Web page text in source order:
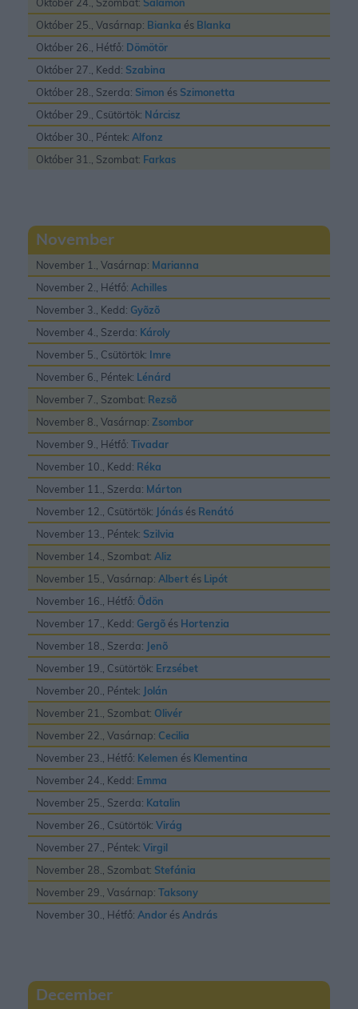
Október 25., Vasárnap: Bianka és Blanka
Október 26., Hétfő: Dömötör
Október 27., Kedd: Szabina
Október 28., Szerda: Simon és Szimonetta
Október 29., Csütörtök: Nárcisz
Október 30., Péntek: Alfonz
Október 31., Szombat: Farkas
November
November 1., Vasárnap: Marianna
November 2., Hétfő: Achilles
November 3., Kedd: Gyõzõ
November 4., Szerda: Károly
November 5., Csütörtök: Imre
November 6., Péntek: Lénárd
November 7., Szombat: Rezsõ
November 8., Vasárnap: Zsombor
November 9., Hétfő: Tivadar
November 10., Kedd: Réka
November 11., Szerda: Márton
November 12., Csütörtök: Jónás és Renátó
November 13., Péntek: Szilvia
November 14., Szombat: Aliz
November 15., Vasárnap: Albert és Lipót
November 16., Hétfő: Ödön
November 17., Kedd: Gergõ és Hortenzia
November 18., Szerda: Jenõ
November 19., Csütörtök: Erzsébet
November 20., Péntek: Jolán
November 21., Szombat: Olivér
November 22., Vasárnap: Cecilia
November 23., Hétfő: Kelemen és Klementina
November 24., Kedd: Emma
November 25., Szerda: Katalin
November 26., Csütörtök: Virág
November 27., Péntek: Virgil
November 28., Szombat: Stefánia
November 29., Vasárnap: Taksony
November 30., Hétfő: Andor ésAndrás
December